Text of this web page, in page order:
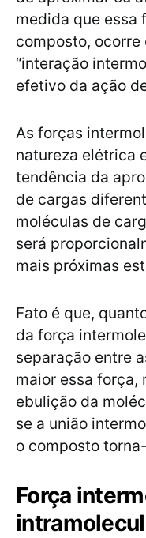
medida que essa
composto, ocorre
“interação
efetivo da ação
As forças
natureza elétrica
tendência da
de cargas
moléculas de
será
mais próximas
Fato é que,
da força
separação entre
maior essa força,
ebulição da
se a união
o composto
Força